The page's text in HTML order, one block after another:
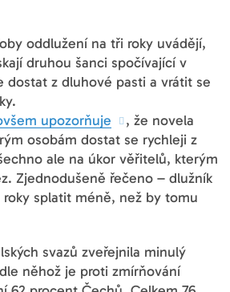
oddlužení na tři roky uvádějí,
druhou šanci spočívající v
dostat z dluhové pasti a vrátit se
upozorňuje
, že novela
osobám dostat se rychleji z
ale na úkor věřitelů, kterým
Zjednodušeně řečeno – dlužník
splatit méně, než by tomu
svazů zveřejnila minulý
něhož je proti zmírňování